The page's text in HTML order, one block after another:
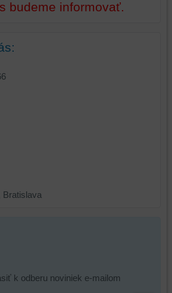
budeme informovať.
Bratislava
k odberu noviniek e-mailom